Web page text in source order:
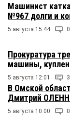
Машинист
№967 долги и
5 августа 15:44 0
Прокуратура
машины,
5 августа 12:01 3
В Омской
Дмитрий
5 августа 10:00 0